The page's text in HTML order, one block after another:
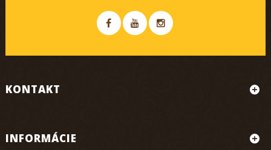
KONTAKT
INFORMÁCIE